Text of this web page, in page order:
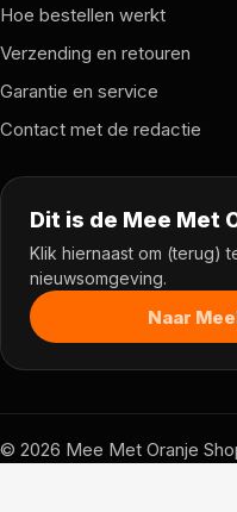
Hoe bestellen werkt
Verzending en retouren
Garantie en service
Contact met de redactie
Dit is de Mee Met
Klik hiernaast om (terug)
nieuwsomgeving.
Naar
© 2026 Mee Met Oranje